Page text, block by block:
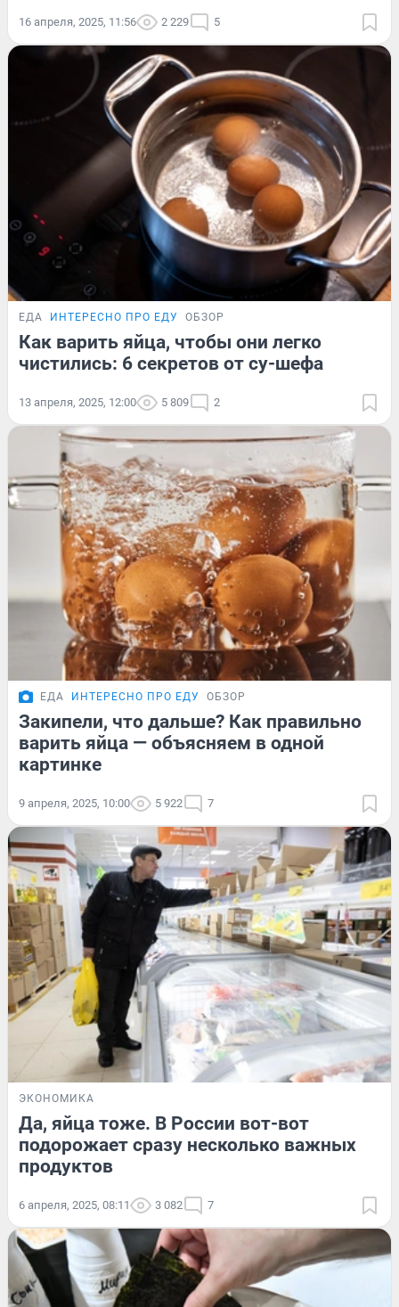
16 апреля, 2025, 11:56 2 229 5
ЕДА ИНТЕРЕСНО ПРО ЕДУ ОБЗОР
Как варить яйца, чтобы они легко
чистились: 6 секретов от су-шефа
13 апреля, 2025, 12:00 5 809 2
ЕДА ИНТЕРЕСНО ПРО ЕДУ ОБЗОР
Закипели, что дальше? Как правильно
варить яйца — объясняем в одной
картинке
9 апреля, 2025, 10:00 5 922 7
ЭКОНОМИКА
Да, яйца тоже. В России вот-вот
подорожает сразу несколько важных
продуктов
6 апреля, 2025, 08:11 3 082 7